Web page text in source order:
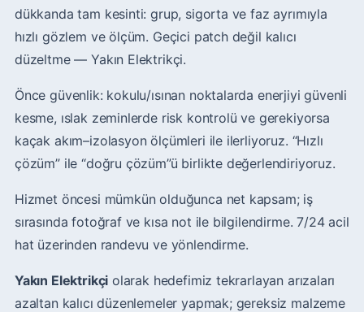
dükkanda tam kesinti: grup, sigorta ve faz ayrımıyla
hızlı gözlem ve ölçüm. Geçici patch değil kalıcı
düzeltme — Yakın Elektrikçi.
Önce güvenlik: kokulu/ısınan noktalarda enerjiyi güvenli
kesme, ıslak zeminlerde risk kontrolü ve gerekiyorsa
kaçak akım–izolasyon ölçümleri ile ilerliyoruz. “Hızlı
çözüm” ile “doğru çözüm”ü birlikte değerlendiriyoruz.
Hizmet öncesi mümkün olduğunca net kapsam; iş
sırasında fotoğraf ve kısa not ile bilgilendirme. 7/24 acil
hat üzerinden randevu ve yönlendirme.
Yakın Elektrikçi olarak hedefimiz tekrarlayan arızaları
azaltan kalıcı düzenlemeler yapmak; gereksiz malzeme